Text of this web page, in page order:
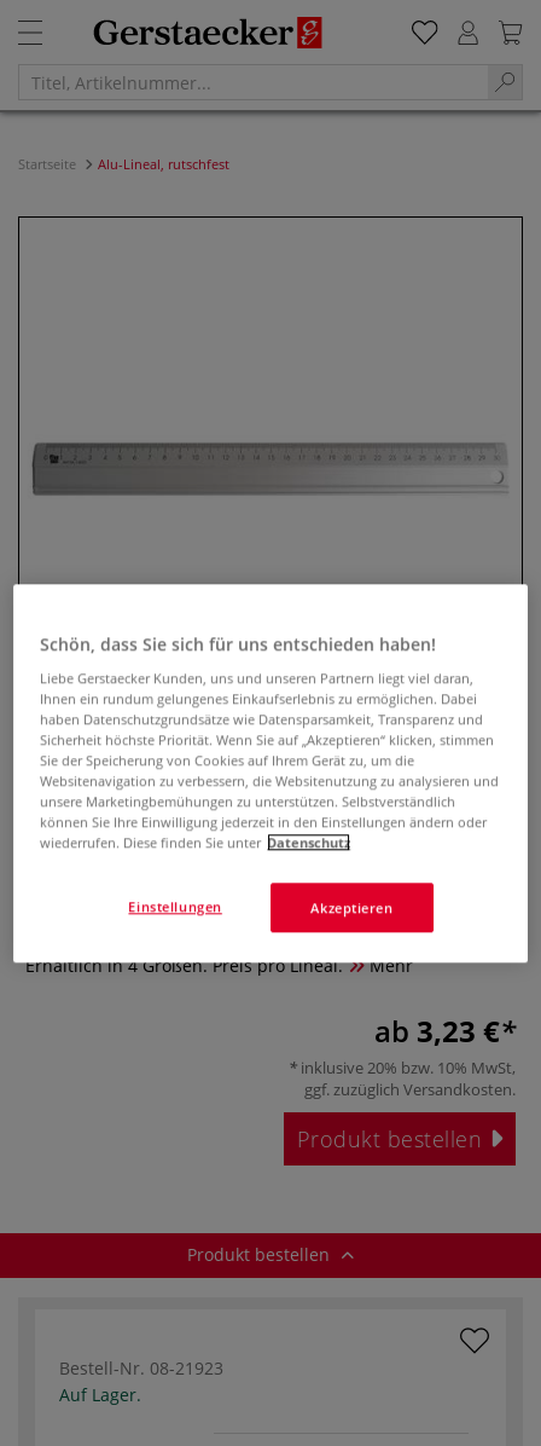
Startseite Alu-Lineal, rutschfest
Alu-Lineal, rutschfest
Schneidelineal aus Aluminium. Facette mit mm-Teilung. Mit
Tuschekante rutschfester Unterseite und Aufhängeloch.
Erhältlich in 4 Größen. Preis pro Lineal.
Mehr
ab 3,23 €
inklusive 20% bzw. 10% MwSt,
ggf. zuzüglich Versandkosten.
Produkt bestellen
Produkt bestellen
Bestell-Nr. 08-21923
Auf Lager.
Schön, dass Sie sich für uns entschieden haben!
Liebe Gerstaecker Kunden, uns und unseren Partnern liegt viel daran,
Ihnen ein rundum gelungenes Einkaufserlebnis zu ermöglichen. Dabei
haben Datenschutzgrundsätze wie Datensparsamkeit, Transparenz und
Sicherheit höchste Priorität. Wenn Sie auf „Akzeptieren“ klicken, stimmen
Sie der Speicherung von Cookies auf Ihrem Gerät zu, um die
Websitenavigation zu verbessern, die Websitenutzung zu analysieren und
unsere Marketingbemühungen zu unterstützen. Selbstverständlich
können Sie Ihre Einwilligung jederzeit in den Einstellungen ändern oder
wiederrufen. Diese finden Sie unter Datenschutz
Akzeptieren
Einstellungen